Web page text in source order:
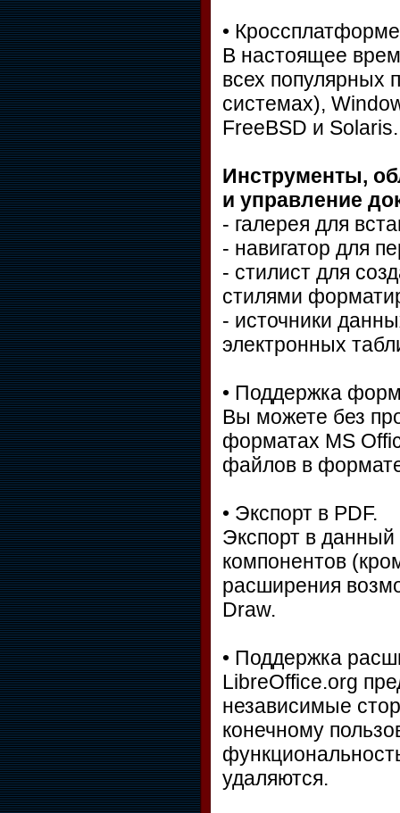
•
В настоящее
всех популярных
системах),
FreeBSD и Solaris.
Инструменты,
и управление
- галерея для
- навигатор для
- стилист для
стилями
- источники
электронных
• Поддержка
Вы можете без
форматах MS
файлов в
• Экспорт в PDF.
Экспорт в
компонентов
расширения
Draw.
• Поддержка
LibreOffice.org
независимые
конечному
удаляются.